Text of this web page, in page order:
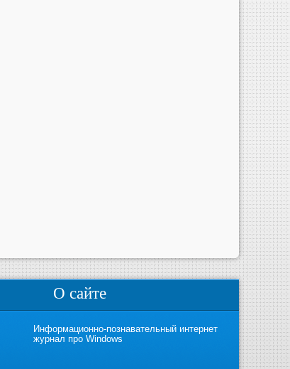
О сайте
Информационно-познавательный интернет
журнал про Windows